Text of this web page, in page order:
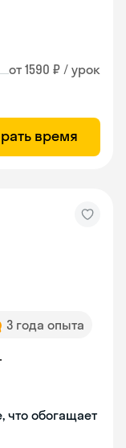
от 1590 ₽ / урок
время
3 года опыта
что обогащает